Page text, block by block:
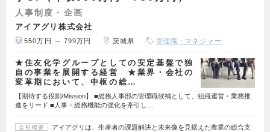
人事制度・企画
アイアグリ株式会社
550万円 ～ 799万円 茨城県 管理職・マネジャー
★住友化学グループとしての安定基盤で独
自の事業を展開する経営 ★業界・会社の
変革期において、中枢の総…
【期待する役割/Mission】 ■総務人事部の管理職候補として、組織運営・業務推
進をリード ■人事・総務機能の強化を牽引し…
会社概要
アイアグリは、生産者の課題解決と未来像を見据えた農業の総合支